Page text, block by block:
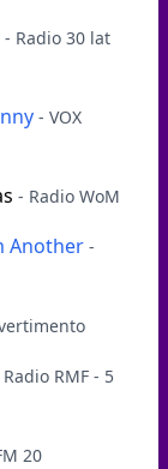
- Radio 30 lat
- VOX
- Radio WoM
Another -
RMF - 5
20